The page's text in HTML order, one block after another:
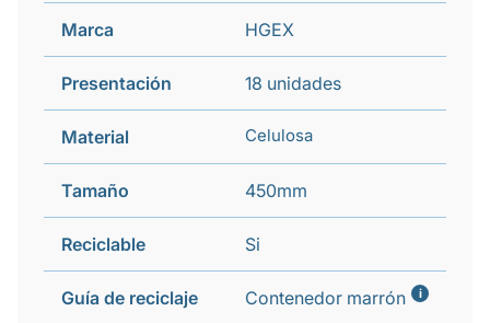
Marca HGEX
Presentación 18 unidades
Material Celulosa
Tamaño 450mm
Reciclable Si
Guía de reciclaje Contenedor marrón i